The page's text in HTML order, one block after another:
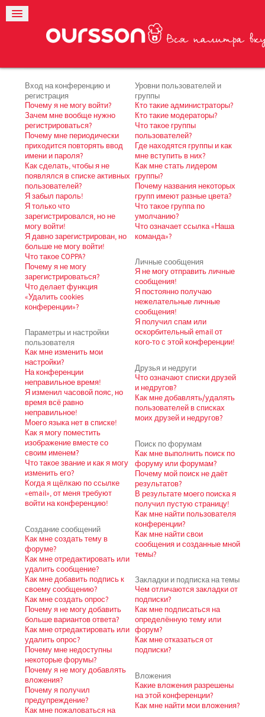
Вход на конференцию и
регистрация
Почему я не могу войти?
Зачем мне вообще нужно
регистрироваться?
Почему мне периодически
приходится повторять ввод
имени и пароля?
Как сделать, чтобы я не
появлялся в списке активных
пользователей?
Я забыл пароль!
Я только что
зарегистрировался, но не
могу войти!
Я давно зарегистрирован, но
больше не могу войти!
Что такое COPPA?
Почему я не могу
зарегистрироваться?
Что делает функция
«Удалить cookies
конференции»?
Параметры и настройки
пользователя
Как мне изменить мои
настройки?
На конференции
неправильное время!
Я изменил часовой пояс, но
время всё равно
неправильное!
Моего языка нет в списке!
Как я могу поместить
изображение вместе со
своим именем?
Что такое звание и как я могу
изменить его?
Когда я щёлкаю по ссылке
«email», от меня требуют
войти на конференцию!
Создание сообщений
Как мне создать тему в
форуме?
Как мне отредактировать или
удалить сообщение?
Как мне добавить подпись к
своему сообщению?
Как мне создать опрос?
Почему я не могу добавить
больше вариантов ответа?
Как мне отредактировать или
удалить опрос?
Почему мне недоступны
некоторые форумы?
Почему я не могу добавлять
вложения?
Почему я получил
предупреждение?
Как мне пожаловаться на
Уровни пользователей и
группы
Кто такие администраторы?
Кто такие модераторы?
Что такое группы
пользователей?
Где находятся группы и как
мне вступить в них?
Как мне стать лидером
группы?
Почему названия некоторых
групп имеют разные цвета?
Что такое группа по
умолчанию?
Что означает ссылка «Наша
команда»?
Личные сообщения
Я не могу отправить личные
сообщения!
Я постоянно получаю
нежелательные личные
сообщения!
Я получил спам или
оскорбительный email от
кого-то с этой конференции!
Друзья и недруги
Что означают списки друзей
и недругов?
Как мне добавлять/удалять
пользователей в списках
моих друзей и недругов?
Поиск по форумам
Как мне выполнить поиск по
форуму или форумам?
Почему мой поиск не даёт
результатов?
В результате моего поиска я
получил пустую страницу!
Как мне найти пользователя
конференции?
Как мне найти свои
сообщения и созданные мной
темы?
Закладки и подписка на темы
Чем отличаются закладки от
подписки?
Как мне подписаться на
определённую тему или
форум?
Как мне отказаться от
подписки?
Вложения
Какие вложения разрешены
на этой конференции?
Как мне найти мои вложения?